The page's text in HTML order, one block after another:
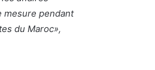
mesure pendant
du Maroc»,